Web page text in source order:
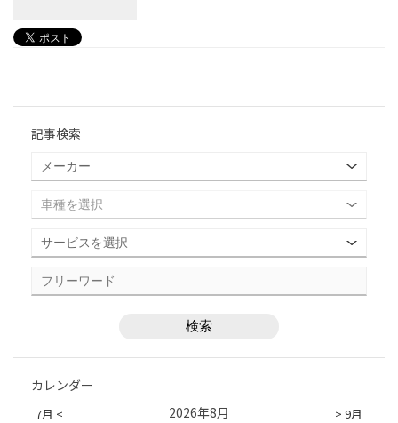
記事検索
カレンダー
7月 < > 9月
2026年8月